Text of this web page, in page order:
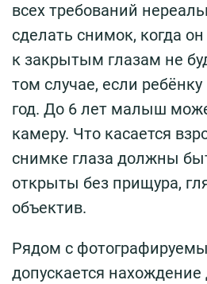
всех требований
сделать снимок, когда
к закрытым глазам не
том случае, если
год. До 6 лет малыш
камеру. Что касается
снимке глаза должны
открыты без прищура,
объектив.
Рядом с
допускается нахождение